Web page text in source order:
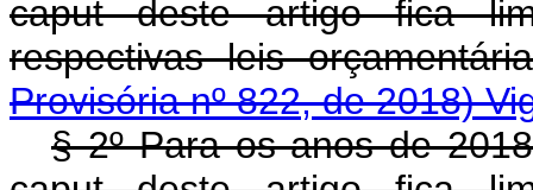
caput deste artigo fica
respectivas leis
Provisória nº 822, de 2018)
§ 2º Para os anos de